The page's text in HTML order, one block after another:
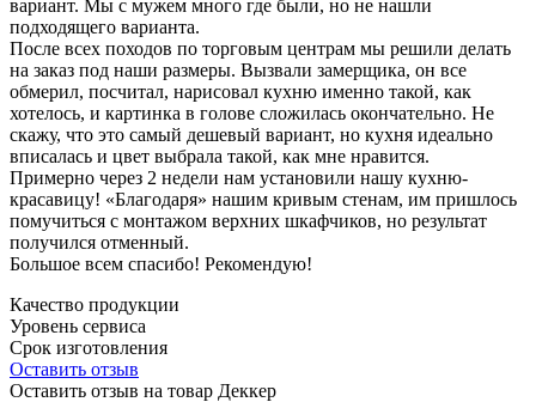
вариант. Мы с мужем много где были, но не нашли
подходящего варианта.
После всех походов по торговым центрам мы решили делать
на заказ под наши размеры. Вызвали замерщика, он все
обмерил, посчитал, нарисовал кухню именно такой, как
хотелось, и картинка в голове сложилась окончательно. Не
скажу, что это самый дешевый вариант, но кухня идеально
вписалась и цвет выбрала такой, как мне нравится.
Примерно через 2 недели нам установили нашу кухню-
красавицу! «Благодаря» нашим кривым стенам, им пришлось
помучиться с монтажом верхних шкафчиков, но результат
получился отменный.
Большое всем спасибо! Рекомендую!
Качество продукции
Уровень сервиса
Срок изготовления
Оставить отзыв
Оставить отзыв на товар Деккер